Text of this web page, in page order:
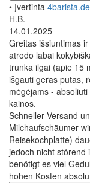
• Įvertinta 4barista.de
H.B.
14.01.2025
Greitas išsiuntimas
atrodo labai
trunka ilgai (apie 15
išgauti geras putas,
mėgėjams -
kainos.
Schneller Versand
Milchaufschäumer
Reisekochplatte)
jedoch nicht störend
benötigt es viel
hohen Kosten